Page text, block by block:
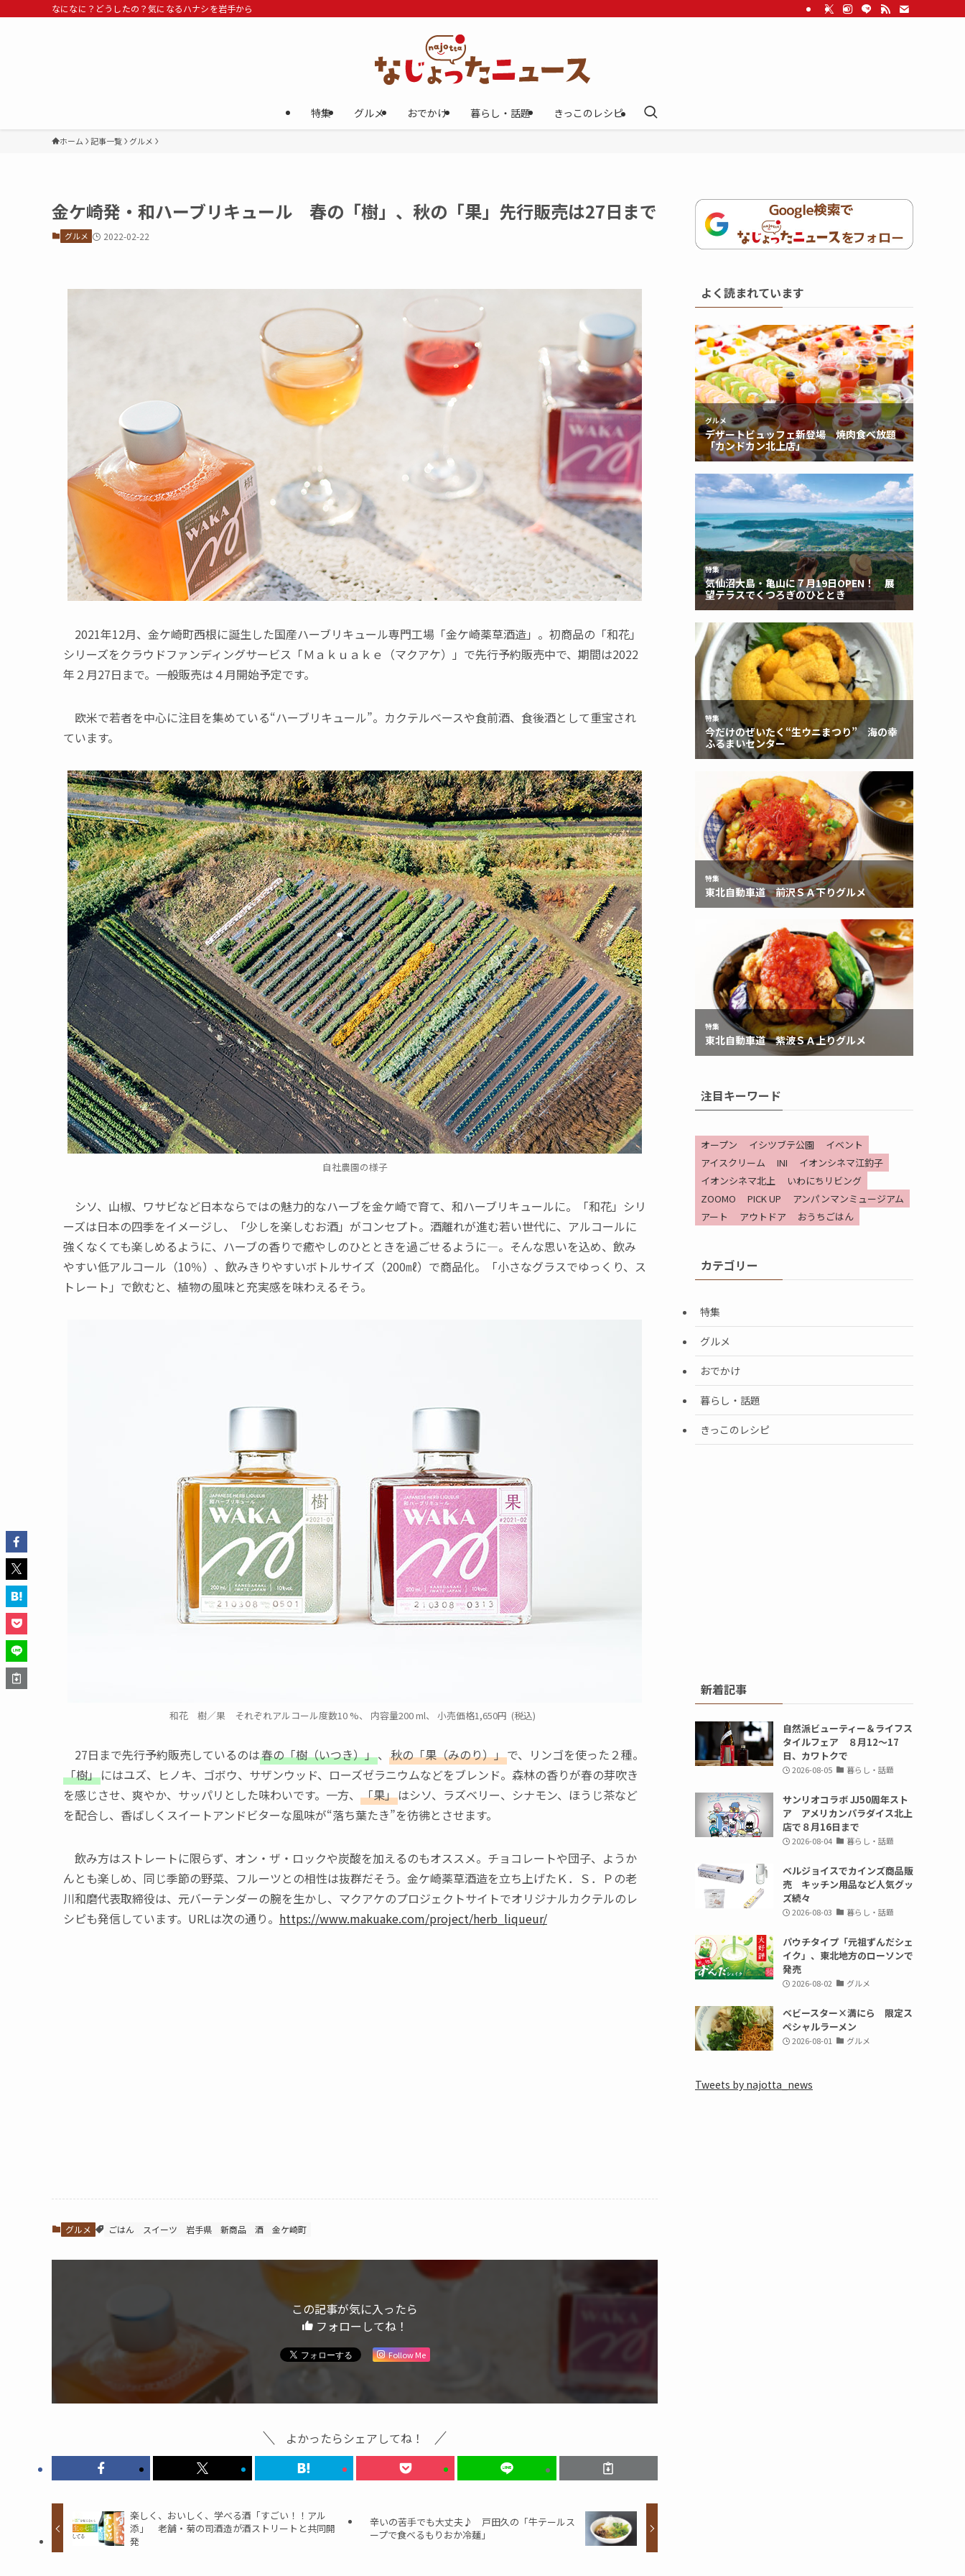
なになに？どうしたの？気になるハナシを岩手から
特集 グルメ おでかけ 暮らし・話題 きっこのレシピ
ホーム 記事一覧 グルメ
金ケ崎発・和ハーブリキュール 春の「樹」、秋の「果」先行販売は27日まで
グルメ 2022-02-22
2021年12月、金ケ崎町西根に誕生した国産ハーブリキュール専門工場「金ケ崎薬草酒造」。初商品の「和花」
シリーズをクラウドファンディングサービス「Ｍａｋｕａｋｅ（マクアケ）」で先行予約販売中で、期間は2022
年２月27日まで。一般販売は４月開始予定です。
欧米で若者を中心に注目を集めている“ハーブリキュール”。カクテルベースや食前酒、食後酒として重宝され
ています。
自社農園の様子
シソ、山椒、ワサビなど日本ならではの魅力的なハーブを金ケ崎で育て、和ハーブリキュールに。「和花」シリ
ーズは日本の四季をイメージし、「少しを楽しむお酒」がコンセプト。酒離れが進む若い世代に、アルコールに
強くなくても楽しめるように、ハーブの香りで癒やしのひとときを過ごせるように―。そんな思いを込め、飲み
やすい低アルコール（10％）、飲みきりやすいボトルサイズ（200㎖）で商品化。「小さなグラスでゆっくり、ス
トレート」で飲むと、植物の風味と充実感を味わえるそう。
和花 樹／果 それぞれアルコール度数10 %、 内容量200 ml、 ⼩売価格1,650円 (税込)
27日まで先行予約販売しているのは春の「樹（いつき）」、 秋の「果（みのり）」で、リンゴを使った２種。
「樹」にはユズ、ヒノキ、ゴボウ、サザンウッド、ローズゼラニウムなどをブレンド。森林の香りが春の芽吹き
を感じさせ、爽やか、サッパリとした味わいです。一方、 「果」はシソ、ラズベリー、シナモン、ほうじ茶など
を配合し、香ばしくスイートアンドビターな風味が“落ち葉たき”を彷彿とさせます。
飲み方はストレートに限らず、オン・ザ・ロックや炭酸を加えるのもオススメ。チョコレートや団子、ようか
んとも楽しめ、同じ季節の野菜、フルーツとの相性は抜群だそう。金ケ崎薬草酒造を立ち上げたＫ．Ｓ．Ｐの老
川和磨代表取締役は、元バーテンダーの腕を生かし、マクアケのプロジェクトサイトでオリジナルカクテルのレ
シピも発信しています。URLは次の通り。 https://www.makuake.com/project/herb_liqueur/
グルメ ごはん スイーツ 岩手県 新商品 酒 金ケ崎町
この記事が気に入ったら
フォローしてね！
Follow Me
よかったらシェアしてね！
楽しく、おいしく、学べる酒「すごい！！アル
添」 老舗・菊の司酒造が酒ストリートと共同開
発
辛いの苦手でも大丈夫♪ 戸田久の「牛テールス
ープで食べるもりおか冷麺」
よく読まれています
注目キーワード
オープン イシツブテ公園
イベント
アイスクリーム
INI
イオンシネマ江釣子
イオンシネマ北上
いわにちリビング
ZOOMO
PICK UP
アンパンマンミュージアム
アート
アウトドア おうちごはん
カテゴリー
特集
グルメ
おでかけ
暮らし・話題
きっこのレシピ
新着記事
自然派ビューティー＆ライフス
タイルフェア ８月12～17
日、カワトクで
2026-08-05 暮らし・話題
サンリオコラボ JJ50周年スト
ア アメリカンパラダイス北上
店で８月16日まで
2026-08-04 暮らし・話題
ベルジョイスでカインズ商品販
売 キッチン用品など人気グッ
ズ続々
2026-08-03 暮らし・話題
パウチタイプ「元祖ずんだシェ
イク」、東北地方のローソンで
発売
2026-08-02 グルメ
ベビースター×満にら 限定ス
ペシャルラーメン
2026-08-01 グルメ
Tweets by najotta_news